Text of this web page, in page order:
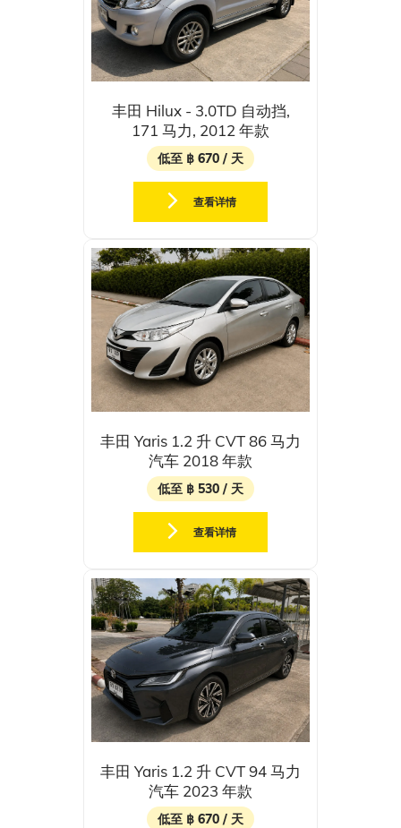
丰田 Hilux - 3.0TD 自动挡,
171 马力, 2012 年款
低至 ฿ 670 / 天
查看详情
丰田 Yaris 1.2 升 CVT 86 马力
汽车 2018 年款
低至 ฿ 530 / 天
查看详情
丰田 Yaris 1.2 升 CVT 94 马力
汽车 2023 年款
低至 ฿ 670 / 天